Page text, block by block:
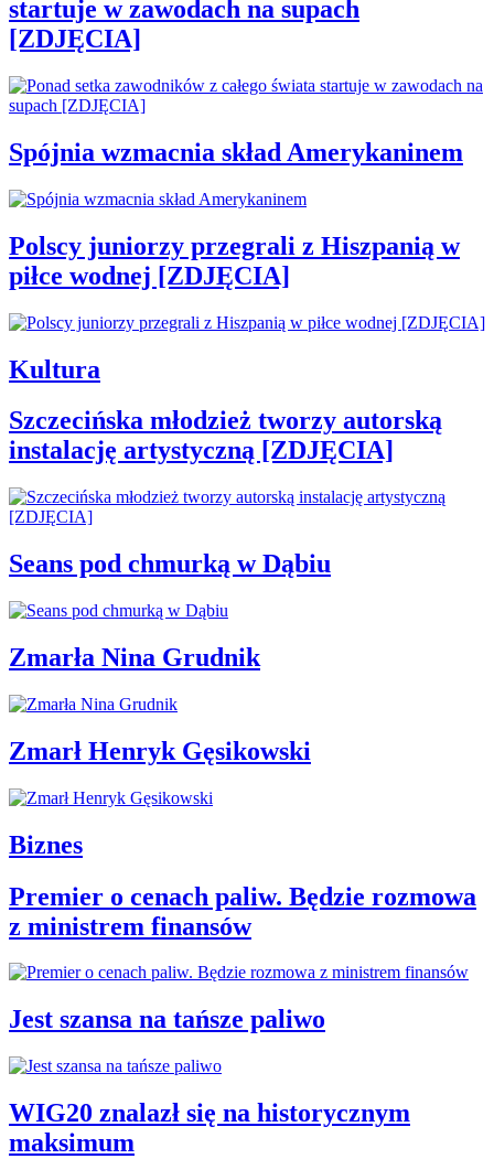
startuje w zawodach na supach
[ZDJĘCIA]
Spójnia wzmacnia skład Amerykaninem
Polscy juniorzy przegrali z Hiszpanią w
piłce wodnej [ZDJĘCIA]
Kultura
Szczecińska młodzież tworzy autorską
instalację artystyczną [ZDJĘCIA]
Seans pod chmurką w Dąbiu
Zmarła Nina Grudnik
Zmarł Henryk Gęsikowski
Biznes
Premier o cenach paliw. Będzie rozmowa
z ministrem finansów
Jest szansa na tańsze paliwo
WIG20 znalazł się na historycznym
maksimum